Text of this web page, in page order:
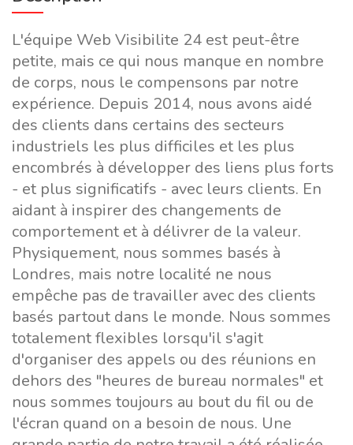
L'équipe Web Visibilite 24 est peut-être
petite, mais ce qui nous manque en nombre
de corps, nous le compensons par notre
expérience. Depuis 2014, nous avons aidé
des clients dans certains des secteurs
industriels les plus difficiles et les plus
encombrés à développer des liens plus forts
- et plus significatifs - avec leurs clients. En
aidant à inspirer des changements de
comportement et à délivrer de la valeur.
Physiquement, nous sommes basés à
Londres, mais notre localité ne nous
empêche pas de travailler avec des clients
basés partout dans le monde. Nous sommes
totalement flexibles lorsqu'il s'agit
d'organiser des appels ou des réunions en
dehors des "heures de bureau normales" et
nous sommes toujours au bout du fil ou de
l'écran quand on a besoin de nous. Une